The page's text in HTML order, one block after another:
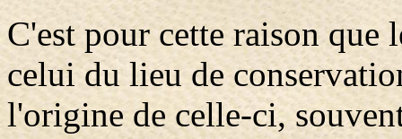
C'est pour cette raison que
celui du lieu de
l'origine de celle-ci,